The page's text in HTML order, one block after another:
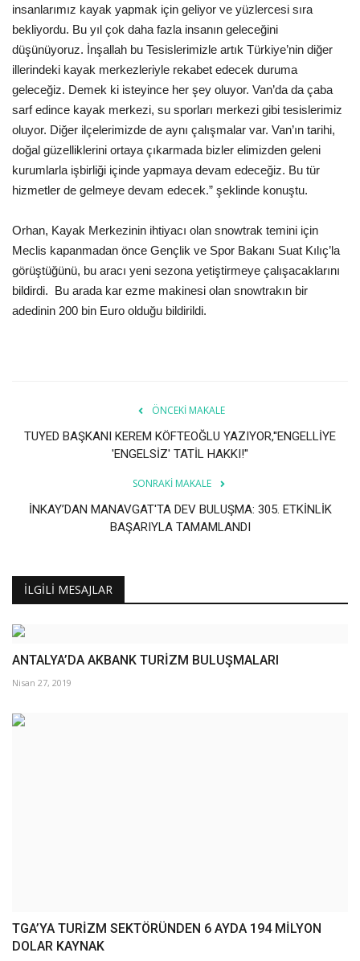
insanlarımız kayak yapmak için geliyor ve yüzlercesi sıra
bekliyordu. Bu yıl çok daha fazla insanın geleceğini
düşünüyoruz. İnşallah bu Tesislerimizle artık Türkiye’nin diğer
illerindeki kayak merkezleriyle rekabet edecek duruma
geleceğiz. Demek ki isteyince her şey oluyor. Van’da da çaba
sarf edince kayak merkezi, su sporları merkezi gibi tesislerimiz
oluyor. Diğer ilçelerimizde de aynı çalışmalar var. Van’ın tarihi,
doğal güzelliklerini ortaya çıkarmada bizler elimizden geleni
kurumlarla işbirliği içinde yapmaya devam edeceğiz. Bu tür
hizmetler de gelmeye devam edecek.” şeklinde konuştu.
Orhan, Kayak Merkezinin ihtiyacı olan snowtrak temini için
Meclis kapanmadan önce Gençlik ve Spor Bakanı Suat Kılıç’la
görüştüğünü, bu aracı yeni sezona yetiştirmeye çalışacaklarını
bildirdi. Bu arada kar ezme makinesi olan snowtrakın bir
adedinin 200 bin Euro olduğu bildirildi.
ÖNCEKI MAKALE
TUYED BAŞKANI KEREM KÖFTEOĞLU YAZIYOR,''ENGELLİYE
'ENGELSİZ' TATİL HAKKI!''
SONRAKI MAKALE
İNKAY’DAN MANAVGAT'TA DEV BULUŞMA: 305. ETKİNLİK
BAŞARIYLA TAMAMLANDI
İLGILI MESAJLAR
ANTALYA’DA AKBANK TURİZM BULUŞMALARI
Nisan 27, 2019
TGA’YA TURİZM SEKTÖRÜNDEN 6 AYDA 194 MİLYON
DOLAR KAYNAK